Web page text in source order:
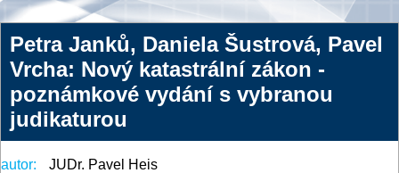
Petra Janků, Daniela Šustrová, Pavel
Vrcha: Nový katastrální zákon -
poznámkové vydání s vybranou
judikaturou
autor:
JUDr. Pavel Heis